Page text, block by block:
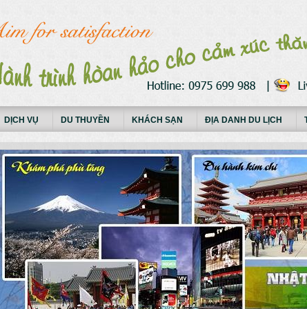
DỊCH VỤ DU THUYỀN KHÁCH SẠN ĐỊA DANH DU LỊCH